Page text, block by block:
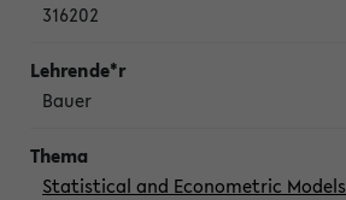
316202
Bauer
Statistical and Econometric Models